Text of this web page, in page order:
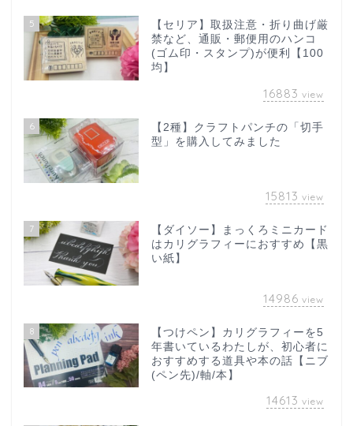
5
【セリア】取扱注意・折り曲げ厳
禁など、通販・郵便用のハンコ
(ゴム印・スタンプ)が便利【100
均】
16883 view
6
【2種】クラフトパンチの「切手
型」を購入してみました
15813 view
7
【ダイソー】まっくろミニカード
はカリグラフィーにおすすめ【黒
い紙】
14986 view
8
【つけペン】カリグラフィーを5
年書いているわたしが、初心者に
おすすめする道具や本の話【ニブ
(ペン先)/軸/本】
14613 view